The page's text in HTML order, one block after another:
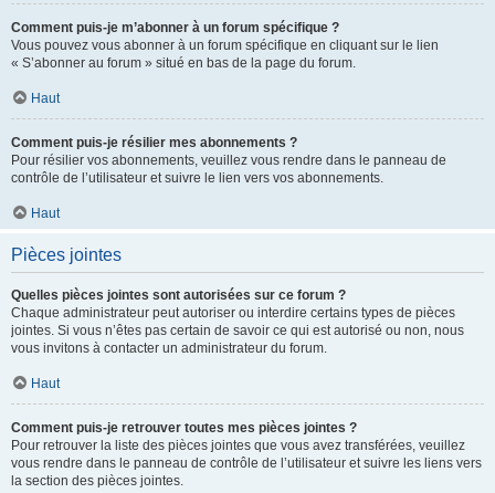
Comment puis-je m’abonner à un forum spécifique ?
Vous pouvez vous abonner à un forum spécifique en cliquant sur le lien
« S’abonner au forum » situé en bas de la page du forum.
Haut
Comment puis-je résilier mes abonnements ?
Pour résilier vos abonnements, veuillez vous rendre dans le panneau de
contrôle de l’utilisateur et suivre le lien vers vos abonnements.
Haut
Pièces jointes
Quelles pièces jointes sont autorisées sur ce forum ?
Chaque administrateur peut autoriser ou interdire certains types de pièces
jointes. Si vous n’êtes pas certain de savoir ce qui est autorisé ou non, nous
vous invitons à contacter un administrateur du forum.
Haut
Comment puis-je retrouver toutes mes pièces jointes ?
Pour retrouver la liste des pièces jointes que vous avez transférées, veuillez
vous rendre dans le panneau de contrôle de l’utilisateur et suivre les liens vers
la section des pièces jointes.